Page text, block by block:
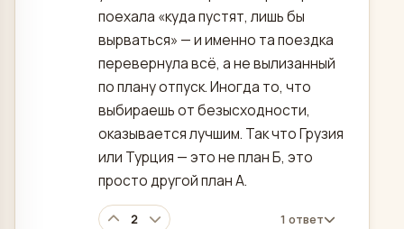
поехала «куда пустят, лишь бы
вырваться» — и именно та поездка
перевернула всё, а не вылизанный
по плану отпуск. Иногда то, что
выбираешь от безысходности,
оказывается лучшим. Так что Грузия
или Турция — это не план Б, это
просто другой план А.
2 1 ответ